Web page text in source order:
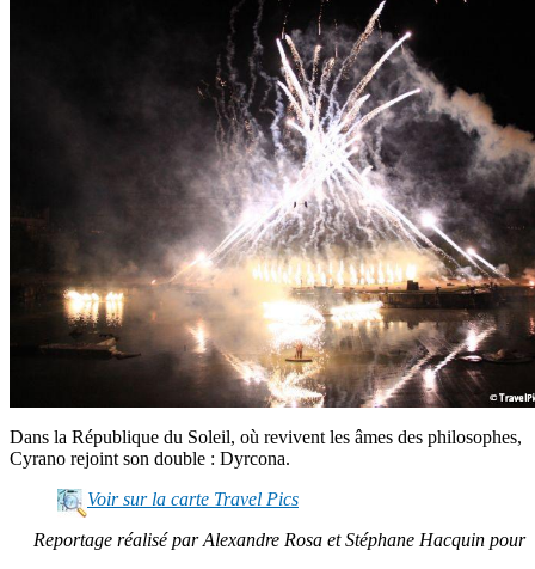
Dans la République du Soleil, où revivent les âmes des philosophes,
Cyrano rejoint son double : Dyrcona.
Voir sur la carte Travel Pics
Reportage réalisé par Alexandre Rosa et Stéphane Hacquin pour